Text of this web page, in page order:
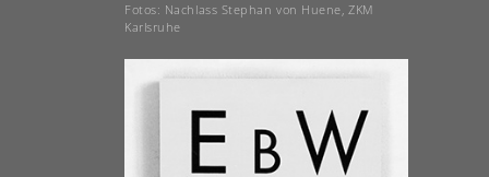
Fotos: Nachlass Stephan von Huene, ZKM
Karlsruhe